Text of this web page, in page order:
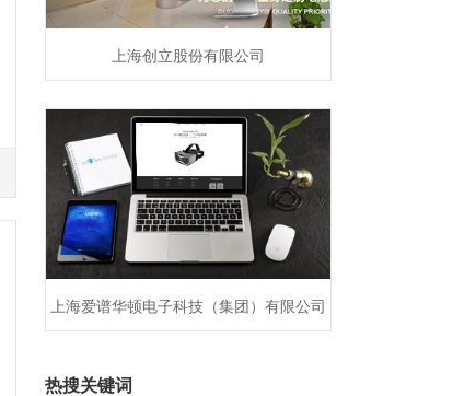
上海创立股份有限公司
上海爱谱华顿电子科技（集团）有限公司
热搜关键词